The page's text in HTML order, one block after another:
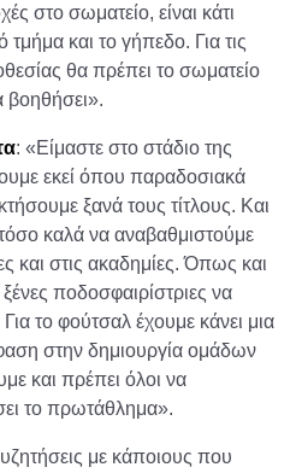
στο σωματείο, είναι κάτι
και το γήπεδο. Για τις
θα πρέπει το σωματείο
βοηθήσει».
: «Είμαστε στο στάδιο της
εκεί όπου παραδοσιακά
ξανά τους τίτλους. Και
καλά να αναβαθμιστούμε
και στις ακαδημίες. Όπως και
ξένες ποδοσφαιρίστριες να
το φούτσαλ έχουμε κάνει μια
στην δημιουργία ομάδων
και πρέπει όλοι να
το πρωτάθλημα».
με κάποιους που